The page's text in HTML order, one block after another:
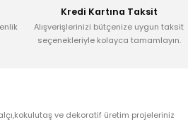
olmalı.Kredi Kartına Taksit
Alışverişlerinizi bütçenize uygun taksit
seçenekleriyle kolayca tamamlayın.
ve dekoratif üretim projeleriniz